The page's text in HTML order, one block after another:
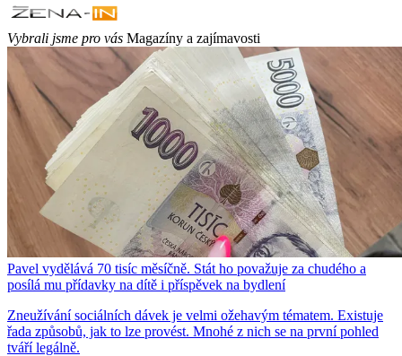
Vybrali jsme pro vás Magazíny a zajímavosti
Pavel vydělává 70 tisíc měsíčně. Stát ho považuje za chudého a
posílá mu přídavky na dítě i příspěvek na bydlení
Zneužívání sociálních dávek je velmi ožehavým tématem. Existuje
řada způsobů, jak to lze provést. Mnohé z nich se na první pohled
tváří legálně.